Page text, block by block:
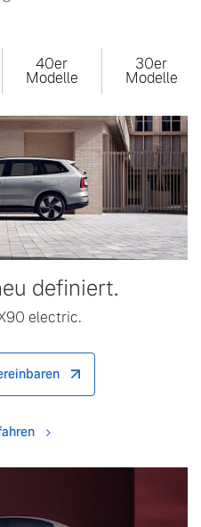
40er
Modelle
30er
Modelle
definiert.
electric.